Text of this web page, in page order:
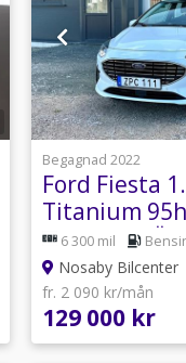
1
Begagnad 2022
Ford Fiesta
Titanium
kamera, 1
6 300 mil
Nosaby Bilcenter
fr. 2 090 kr/mån
129 000 kr